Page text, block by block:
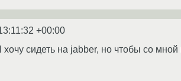
+00:00
хочу сидеть на jabber, но чтобы со